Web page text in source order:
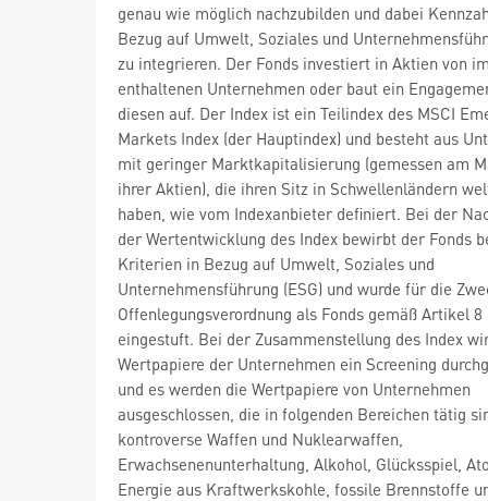
genau wie möglich nachzubilden und dabei
Bezug auf Umwelt, Soziales und
zu integrieren. Der Fonds investiert in Aktien von
enthaltenen Unternehmen oder baut ein
diesen auf. Der Index ist ein Teilindex des MSCI
Markets Index (der Hauptindex) und besteht aus
mit geringer Marktkapitalisierung (gemessen am
ihrer Aktien), die ihren Sitz in Schwellenländern
haben, wie vom Indexanbieter definiert. Bei der
der Wertentwicklung des Index bewirbt der Fonds
Kriterien in Bezug auf Umwelt, Soziales und
Unternehmensführung (ESG) und wurde für die
Offenlegungsverordnung als Fonds gemäß Artikel 8
eingestuft. Bei der Zusammenstellung des Index
Wertpapiere der Unternehmen ein Screening
und es werden die Wertpapiere von Unternehmen
ausgeschlossen, die in folgenden Bereichen tätig
kontroverse Waffen und Nuklearwaffen,
Erwachsenenunterhaltung, Alkohol, Glücksspiel,
Energie aus Kraftwerkskohle, fossile Brennstoffe